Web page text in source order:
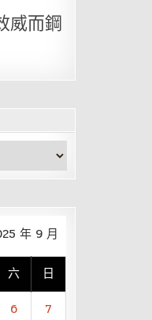
威而鋼
年 9 月
六
日
6 7